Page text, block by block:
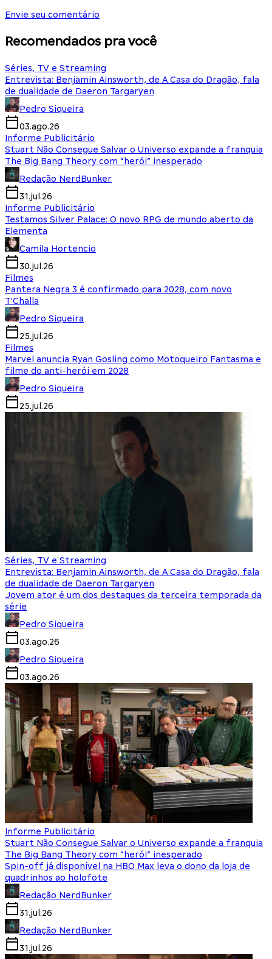
Envie seu comentário
Recomendados pra você
Séries, TV e Streaming
Entrevista: Benjamin Ainsworth, de A Casa do Dragão, fala
de dualidade de Daeron Targaryen
Pedro Siqueira
03.ago.26
Informe Publicitário
Stuart Não Consegue Salvar o Universo expande a franquia
The Big Bang Theory com “herói” inesperado
Redação NerdBunker
31.jul.26
Informe Publicitário
Testamos Silver Palace: O novo RPG de mundo aberto da
Elementa
Camila Hortencio
30.jul.26
Filmes
Pantera Negra 3 é confirmado para 2028, com novo
T'Challa
Pedro Siqueira
25.jul.26
Filmes
Marvel anuncia Ryan Gosling como Motoqueiro Fantasma e
filme do anti-herói em 2028
Pedro Siqueira
25.jul.26
Séries, TV e Streaming
Entrevista: Benjamin Ainsworth, de A Casa do Dragão, fala
de dualidade de Daeron Targaryen
Jovem ator é um dos destaques da terceira temporada da
série
Pedro Siqueira
03.ago.26
Pedro Siqueira
03.ago.26
Informe Publicitário
Stuart Não Consegue Salvar o Universo expande a franquia
The Big Bang Theory com “herói” inesperado
Spin-off já disponível na HBO Max leva o dono da loja de
quadrinhos ao holofote
Redação NerdBunker
31.jul.26
Redação NerdBunker
31.jul.26